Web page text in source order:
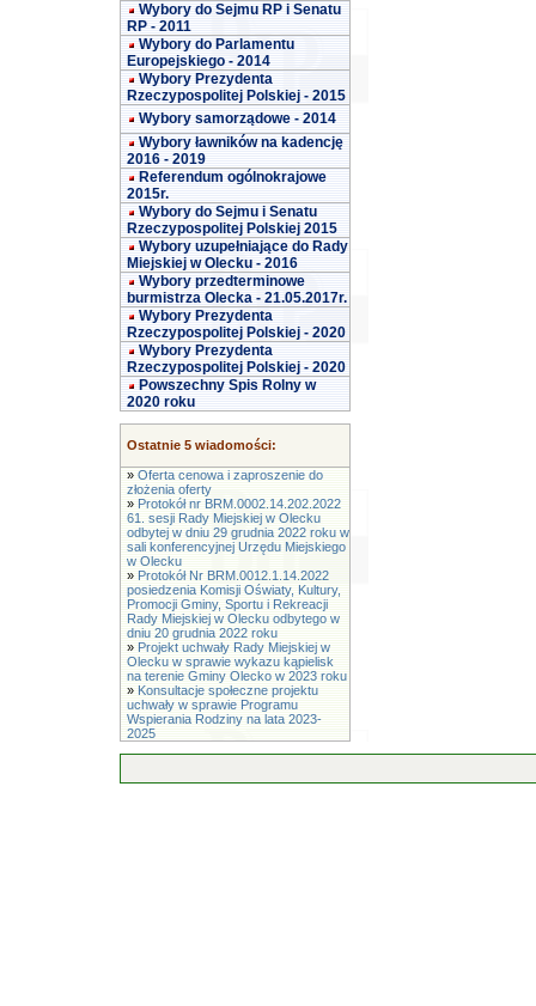
Wybory do Sejmu RP i Senatu
RP - 2011
Wybory do Parlamentu
Europejskiego - 2014
Wybory Prezydenta
Rzeczypospolitej Polskiej - 2015
Wybory samorządowe - 2014
Wybory ławników na kadencję
2016 - 2019
Referendum ogólnokrajowe
2015r.
Wybory do Sejmu i Senatu
Rzeczypospolitej Polskiej 2015
Wybory uzupełniające do Rady
Miejskiej w Olecku - 2016
Wybory przedterminowe
burmistrza Olecka - 21.05.2017r.
Wybory Prezydenta
Rzeczypospolitej Polskiej - 2020
Wybory Prezydenta
Rzeczypospolitej Polskiej - 2020
Powszechny Spis Rolny w
2020 roku
Ostatnie 5 wiadomości:
» Oferta cenowa i zaproszenie do
złożenia oferty
» Protokół nr BRM.0002.14.202.2022
61. sesji Rady Miejskiej w Olecku
odbytej w dniu 29 grudnia 2022 roku w
sali konferencyjnej Urzędu Miejskiego
w Olecku
» Protokół Nr BRM.0012.1.14.2022
posiedzenia Komisji Oświaty, Kultury,
Promocji Gminy, Sportu i Rekreacji
Rady Miejskiej w Olecku odbytego w
dniu 20 grudnia 2022 roku
» Projekt uchwały Rady Miejskiej w
Olecku w sprawie wykazu kąpielisk
na terenie Gminy Olecko w 2023 roku
» Konsultacje społeczne projektu
uchwały w sprawie Programu
Wspierania Rodziny na lata 2023-
2025